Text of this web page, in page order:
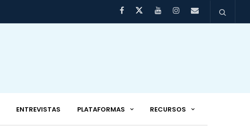
ENTREVISTAS PLATAFORMAS RECURSOS